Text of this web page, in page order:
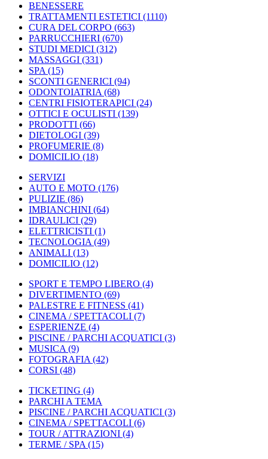
BENESSERE
TRATTAMENTI ESTETICI (1110)
CURA DEL CORPO (663)
PARRUCCHIERI (670)
STUDI MEDICI (312)
MASSAGGI (331)
SPA (15)
SCONTI GENERICI (94)
ODONTOIATRIA (68)
CENTRI FISIOTERAPICI (24)
OTTICI E OCULISTI (139)
PRODOTTI (66)
DIETOLOGI (39)
PROFUMERIE (8)
DOMICILIO (18)
SERVIZI
AUTO E MOTO (176)
PULIZIE (86)
IMBIANCHINI (64)
IDRAULICI (29)
ELETTRICISTI (1)
TECNOLOGIA (49)
ANIMALI (13)
DOMICILIO (12)
SPORT E TEMPO LIBERO (4)
DIVERTIMENTO (69)
PALESTRE E FITNESS (41)
CINEMA / SPETTACOLI (7)
ESPERIENZE (4)
PISCINE / PARCHI ACQUATICI (3)
MUSICA (9)
FOTOGRAFIA (42)
CORSI (48)
TICKETING (4)
PARCHI A TEMA
PISCINE / PARCHI ACQUATICI (3)
CINEMA / SPETTACOLI (6)
TOUR / ATTRAZIONI (4)
TERME / SPA (15)